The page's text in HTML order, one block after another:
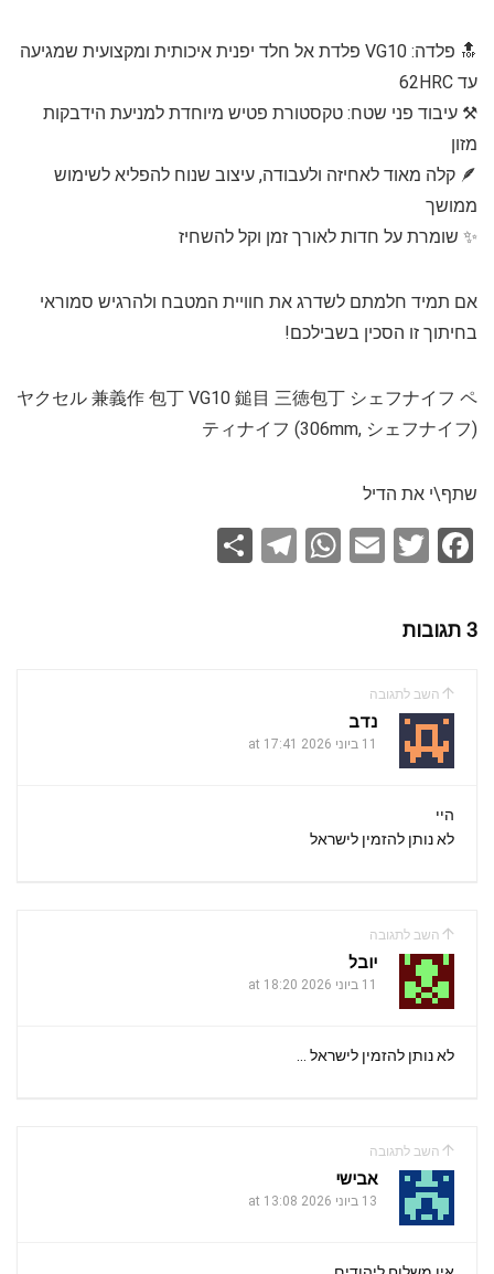
🔝 פלדה: VG10 פלדת אל חלד יפנית איכותית ומקצועית שמגיעה
עד 62HRC
⚒️ עיבוד פני שטח: טקסטורת פטיש מיוחדת למניעת הידבקות
מזון
🪶 קלה מאוד לאחיזה ולעבודה, עיצוב שנוח להפליא לשימוש
ממושך
✨ שומרת על חדות לאורך זמן וקל להשחיז
אם תמיד חלמתם לשדרג את חוויית המטבח ולהרגיש סמוראי
בחיתוך זו הסכין בשבילכם!
ヤクセル 兼義作 包丁 VG10 鎚目 三徳包丁 シェフナイフ ペ
ティナイフ (306mm, シェフナイフ)
שתף\י את הדיל
F
ce
b
o
o
k
T
E
W
p
T
3 תגובות
השב לתגובה
נדב
11 ביוני 2026 at 17:41
היי
לא נותן להזמין לישראל
השב לתגובה
יובל
11 ביוני 2026 at 18:20
לא נותן להזמין לישראל …
השב לתגובה
אבישי
13 ביוני 2026 at 13:08